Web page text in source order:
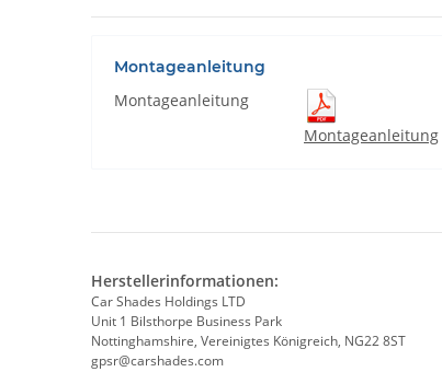
Montageanleitung
Montageanleitung
Montageanleitung
Herstellerinformationen:
Car Shades Holdings LTD
Unit 1 Bilsthorpe Business Park
Nottinghamshire, Vereinigtes Königreich, NG22 8ST
gpsr@carshades.com